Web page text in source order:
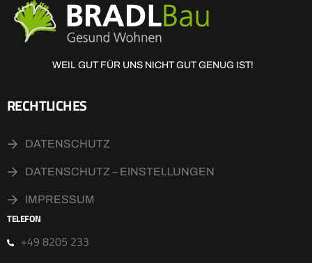
WEIL GUT FÜR UNS NICHT GUT GENUG IST!
RECHTLICHES
DATENSCHUTZ
DATENSCHUTZ – EINSTELLUNGEN
IMPRESSUM
TELEFON
+49 8205 233